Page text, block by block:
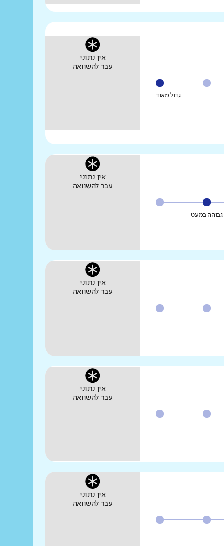
גדול מאוד
אין נתוני
עבר להשוואה
גבוהה במעט
אין נתוני
עבר להשוואה
אין נתוני
עבר להשוואה
אין נתוני
עבר להשוואה
אין נתוני
עבר להשוואה